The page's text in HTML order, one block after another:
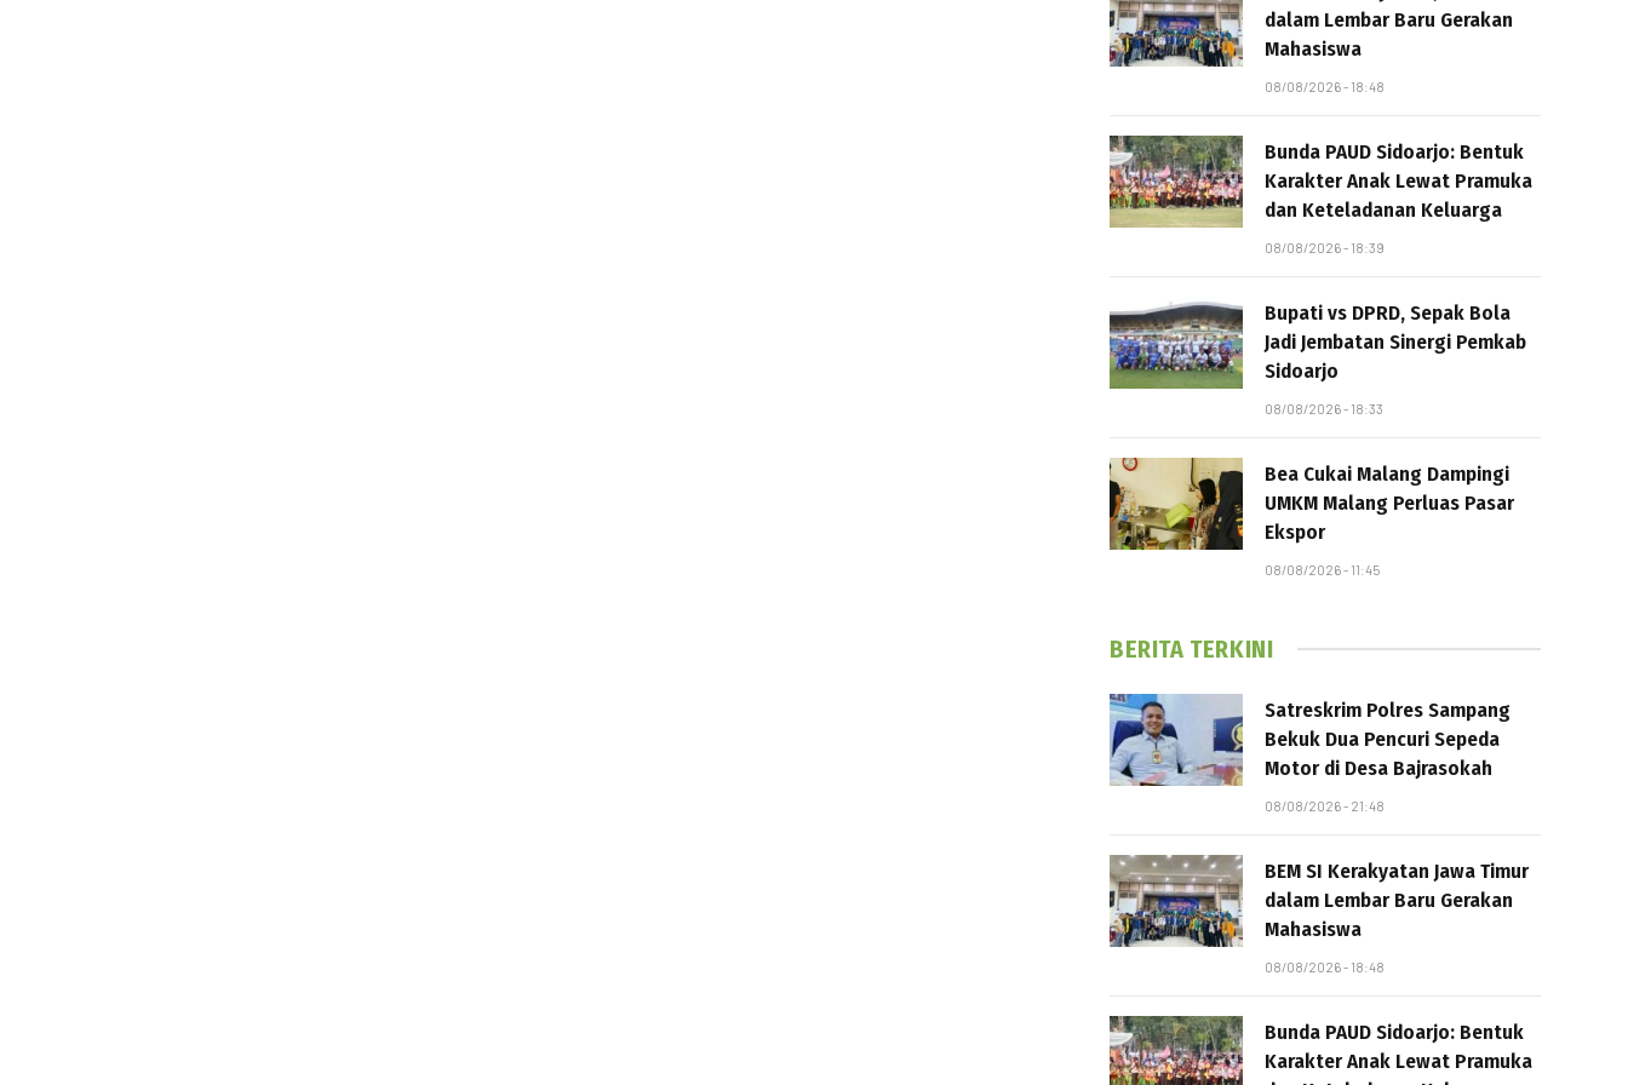
dalam Lembar Baru Gerakan
Mahasiswa
08/08/2026 - 18:48
Bunda PAUD Sidoarjo: Bentuk
Karakter Anak Lewat Pramuka
dan Keteladanan Keluarga
08/08/2026 - 18:39
Bupati vs DPRD, Sepak Bola
Jadi Jembatan Sinergi Pemkab
Sidoarjo
08/08/2026 - 18:33
Bea Cukai Malang Dampingi
UMKM Malang Perluas Pasar
Ekspor
08/08/2026 - 11:45
BERITA TERKINI
Satreskrim Polres Sampang
Bekuk Dua Pencuri Sepeda
Motor di Desa Bajrasokah
08/08/2026 - 21:48
BEM SI Kerakyatan Jawa Timur
dalam Lembar Baru Gerakan
Mahasiswa
08/08/2026 - 18:48
Bunda PAUD Sidoarjo: Bentuk
Karakter Anak Lewat Pramuka